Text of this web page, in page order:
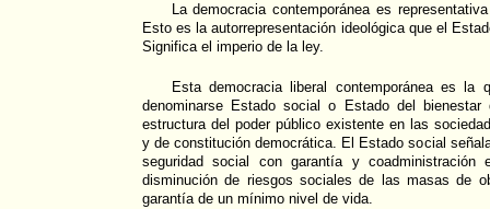
La democracia contemporánea es
Esto es la autorrepresentación ideológica que el
Significa el imperio de la ley.
Esta democracia liberal contemporánea es
denominarse Estado social o Estado del
estructura del poder público existente en las
y de constitución democrática. El Estado social
seguridad social con garantía y coadministración
disminución de riesgos sociales de las masas de
garantía de un mínimo nivel de vida.